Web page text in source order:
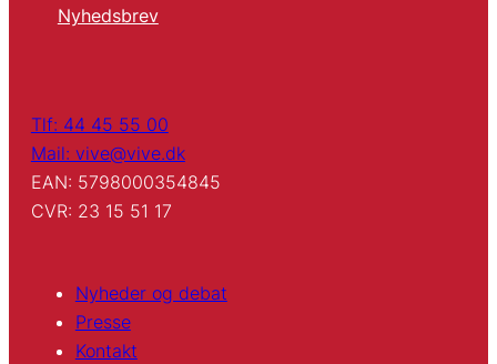
Nyhedsbrev
Tlf: 44 45 55 00
Mail: vive@vive.dk
EAN: 5798000354845
CVR: 23 15 51 17
Nyheder og debat
Presse
Kontakt